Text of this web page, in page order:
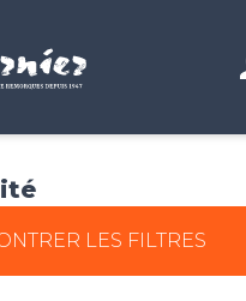
LES FILTRES